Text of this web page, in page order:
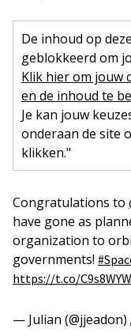
De inhoud op
geblokkeerd om
Klik hier om jouw
en de inhoud te
Je kan jouw
onderaan de site
klikken."
Congratulations to
have gone as
organization to
governments!
https://t.co/
— Julian (@jjeadon)